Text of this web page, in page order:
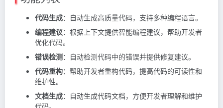
代码生成：自动生成高质量代码，支持多种编程语言。
编程建议：根据上下文提供智能编程建议，帮助开发者
优化代码。
错误检测：自动检测代码中的错误并提供修复建议。
代码重构：帮助开发者重构代码，提高代码的可读性和
维护性。
文档生成：自动生成代码文档，方便开发者理解和维护